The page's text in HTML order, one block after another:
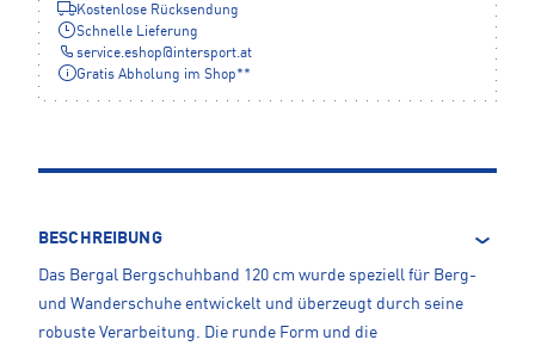
Kostenlose Rücksendung
Schnelle Lieferung
service.eshop@intersport.at
Gratis Abholung im Shop**
BESCHREIBUNG
Das Bergal Bergschuhband 120 cm wurde speziell für Berg-
und Wanderschuhe entwickelt und überzeugt durch seine
robuste Verarbeitung. Die runde Form und die